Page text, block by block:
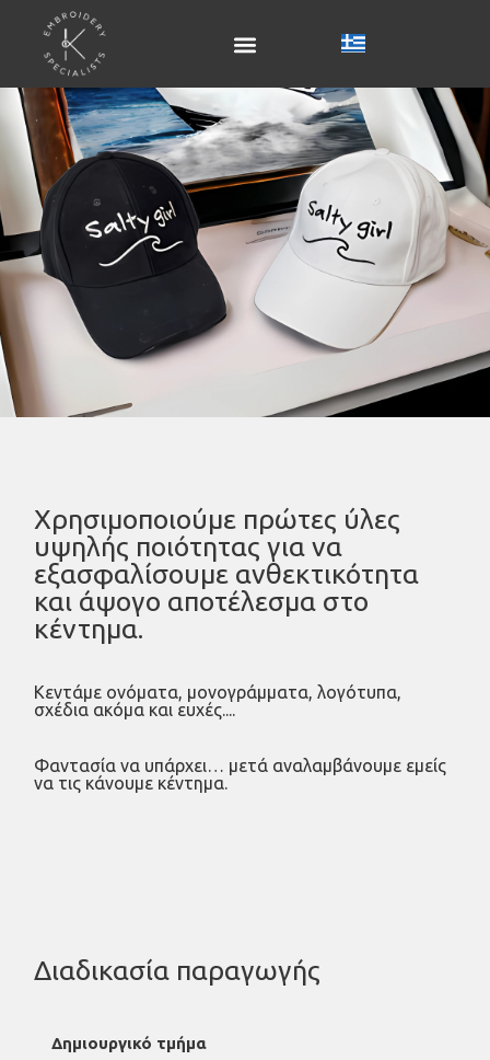
Χρησιμοποιούμε πρώτες ύλες
υψηλής ποιότητας για να
εξασφαλίσουμε ανθεκτικότητα
και άψογο αποτέλεσμα στο
κέντημα.
Κεντάμε ονόματα, μονογράμματα, λογότυπα,
σχέδια ακόμα και ευχές....
Φαντασία να υπάρχει… μετά αναλαμβάνουμε εμείς
να τις κάνουμε κέντημα.
Διαδικασία παραγωγής
Δημιουργικό τμήμα